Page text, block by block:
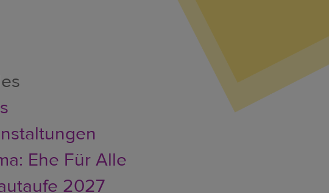
Ehe Für Alle
2027